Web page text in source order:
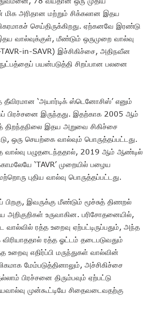
மிக அரிதான மற்றும் சிக்கலான இதய
செய்திருக்கிறது. ஏற்கனவே இரண்டு
வால்வுக்குள், மீண்டும் ஒருமுறை வால்வு
TAVR-in-SAVR) இச்சிகிச்சை, அதிநவீன
பயன்படுத்தி சிறப்பான பலனை
‘அயார்டிக் ஸ்டெனோசிஸ்’ எனும்
பிரச்சனை இருந்தது. இதற்காக 2005 ஆம்
திறந்தநிலை இதய அறுவை சிகிச்சை
ஒரு செயற்கை வால்வும் பொருத்தப்பட்டது.
வால்வு பழுதடைந்ததால், 2019 ஆம் ஆண்டில்
‘TAVR’ முறையில் பழைய
புதிய வால்வு பொருத்தப்பட்டது.
பிறகு, இவருக்கு மீண்டும் மூச்சுத் திணறல்
அறிகுறிகள் உருவாகின. பரிசோதனையில்,
வால்வில் ரத்த உறைவு ஏற்பட்டிருப்பதும், அந்த
விரியாததால் ரத்த ஓட்டம் தடைபடுவதும்
உறைவு எதிர்ப்பி மருந்துகள் வால்வின்
மேம்படுத்தினாலும், அச்சிகிச்சை
பிரச்சனை திரும்பவும் ஏற்பட்டு
முன்கூட்டியே சிதைவடைவதற்கு